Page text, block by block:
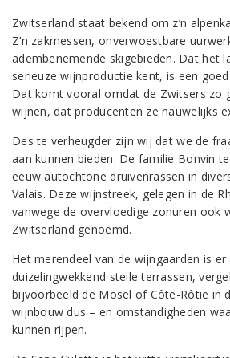
Zwitserland staat bekend om z’n
Z’n zakmessen, onverwoestbare
adembenemende skigebieden. Dat het
serieuze wijnproductie kent, is een
Dat komt vooral omdat de Zwitsers zo
wijnen, dat producenten ze nauwelijks
Des te verheugder zijn wij dat we de
aan kunnen bieden. De familie Bonvin
eeuw autochtone druivenrassen in
Valais. Deze wijnstreek, gelegen in de
vanwege de overvloedige zonuren ook
Zwitserland genoemd.
Het merendeel van de wijngaarden is
duizelingwekkend steile terrassen,
bijvoorbeeld de Mosel of Côte-Rôtie in
wijnbouw dus – en omstandigheden
kunnen rijpen.